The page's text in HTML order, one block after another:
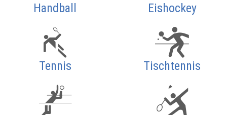
Handball Eishockey
Tennis Tischtennis